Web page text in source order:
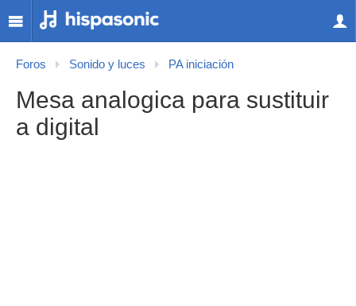
Foros Sonido y luces PA iniciación
Mesa analogica para sustituir
a digital